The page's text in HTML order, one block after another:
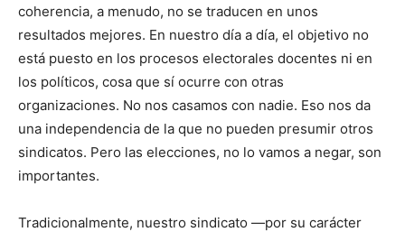
coherencia, a menudo, no se traducen en unos
resultados mejores. En nuestro día a día, el objetivo no
está puesto en los procesos electorales docentes ni en
los políticos, cosa que sí ocurre con otras
organizaciones. No nos casamos con nadie. Eso nos da
una independencia de la que no pueden presumir otros
sindicatos. Pero las elecciones, no lo vamos a negar, son
importantes.
Tradicionalmente, nuestro sindicato —por su carácter